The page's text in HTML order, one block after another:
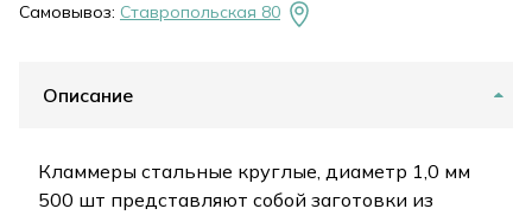
Самовывоз: Ставропольская 80
Описание
Кламмеры стальные круглые, диаметр 1,0 мм
500 шт представляют собой заготовки из